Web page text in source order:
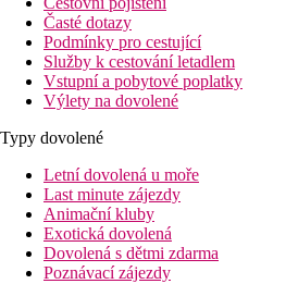
Časté dotazy
Podmínky pro cestující
Služby k cestování letadlem
Vstupní a pobytové poplatky
Výlety na dovolené
Typy dovolené
Letní dovolená u moře
Last minute zájezdy
Animační kluby
Exotická dovolená
Dovolená s dětmi zdarma
Poznávací zájezdy